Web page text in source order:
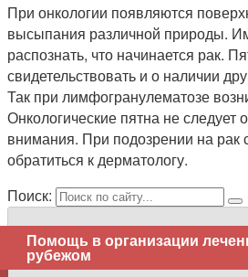
При онкологии появляются
высыпания различной природы.
распознать, что начинается рак.
свидетельствовать и о наличии
Так при лимфогранулематозе
Онкологические пятна не следует
внимания. При подозрении на рак
обратиться к дерматологу.
Поиск:
Помощь в организации
рубежом